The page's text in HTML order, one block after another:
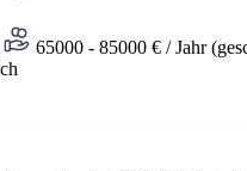
65000 - 85000 € / Jahr